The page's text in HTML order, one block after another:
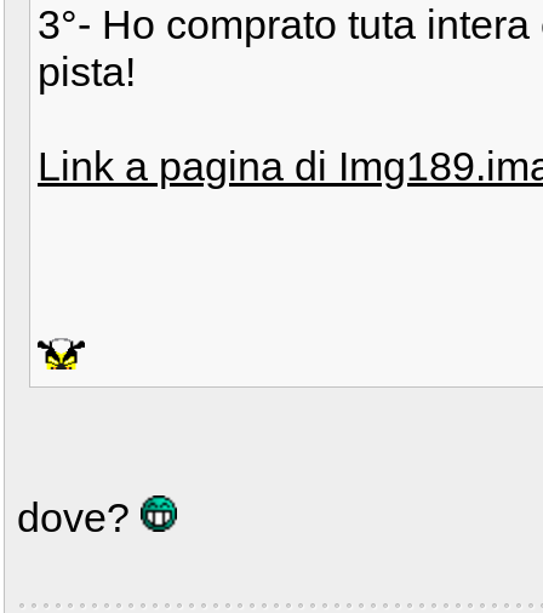
3°- Ho comprato tuta
pista!
Link a pagina di
dove?